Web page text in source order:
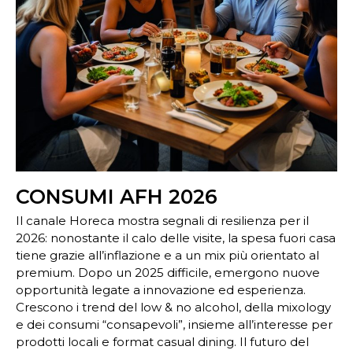
CONSUMI AFH 2026
Il canale Horeca mostra segnali di resilienza per il
2026: nonostante il calo delle visite, la spesa fuori casa
tiene grazie all’inflazione e a un mix più orientato al
premium. Dopo un 2025 difficile, emergono nuove
opportunità legate a innovazione ed esperienza.
Crescono i trend del low & no alcohol, della mixology
e dei consumi “consapevoli”, insieme all’interesse per
prodotti locali e format casual dining. Il futuro del